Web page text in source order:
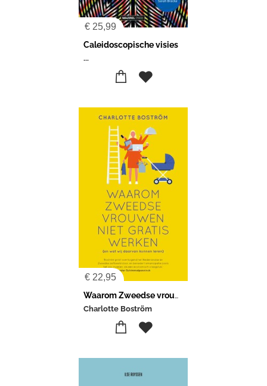
€ 25,99
Caleidoscopische visies
...
€ 22,95
Waarom Zweedse vrouwen niet gratis werken
Charlotte Boström